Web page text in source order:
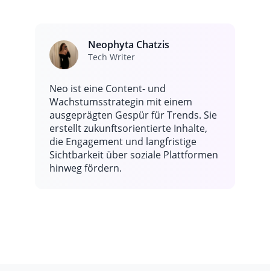
Neophyta Chatzis
Tech Writer
Neo ist eine Content- und
Wachstumsstrategin mit einem
ausgeprägten Gespür für Trends. Sie
erstellt zukunftsorientierte Inhalte,
die Engagement und langfristige
Sichtbarkeit über soziale Plattformen
hinweg fördern.